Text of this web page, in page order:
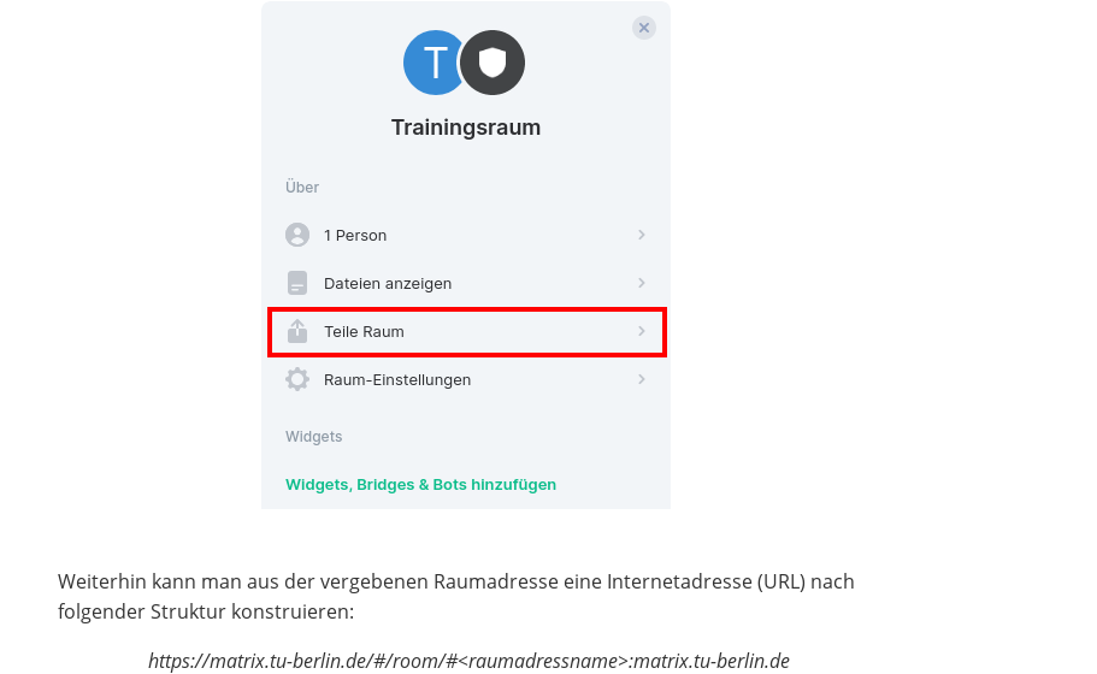
Weiterhin kann man aus der vergebenen Raumadresse eine Internetadresse (URL) nach
folgender Struktur konstruieren:
https://matrix.tu-berlin.de/#/room/#<raumadressname>:matrix.tu-berlin.de